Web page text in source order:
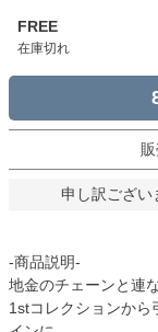
FREE
在庫切れ
申し訳ござい
-商品説明-
地金のチェーンと連
1stコレクションから